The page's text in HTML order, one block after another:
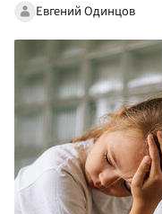
Евгений Одинцов